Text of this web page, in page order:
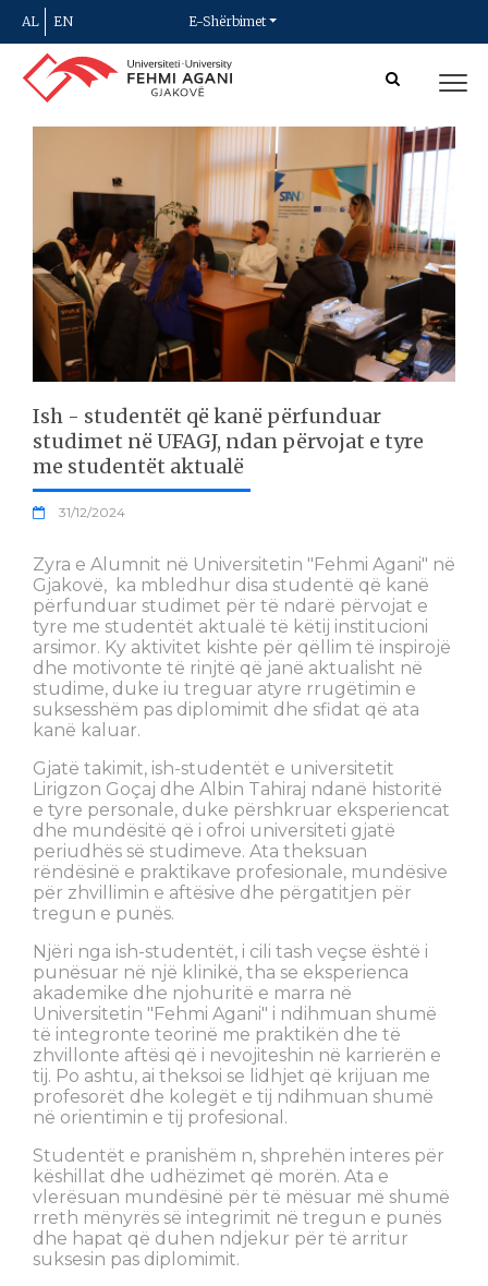
AL EN E-Shërbimet
Ish - studentët që kanë përfunduar
studimet në UFAGJ, ndan përvojat e tyre
me studentët aktualë
31/12/2024
Zyra e Alumnit në Universitetin "Fehmi Agani" në
Gjakovë, ka mbledhur disa studentë që kanë
përfunduar studimet për të ndarë përvojat e
tyre me studentët aktualë të këtij institucioni
arsimor. Ky aktivitet kishte për qëllim të inspirojë
dhe motivonte të rinjtë që janë aktualisht në
studime, duke iu treguar atyre rrugëtimin e
suksesshëm pas diplomimit dhe sfidat që ata
kanë kaluar.
Gjatë takimit, ish-studentët e universitetit
Lirigzon Goçaj dhe Albin Tahiraj ndanë historitë
e tyre personale, duke përshkruar eksperiencat
dhe mundësitë që i ofroi universiteti gjatë
periudhës së studimeve. Ata theksuan
rëndësinë e praktikave profesionale, mundësive
për zhvillimin e aftësive dhe përgatitjen për
tregun e punës.
Njëri nga ish-studentët, i cili tash veçse është i
punësuar në një klinikë, tha se eksperienca
akademike dhe njohuritë e marra në
Universitetin "Fehmi Agani" i ndihmuan shumë
të integronte teorinë me praktikën dhe të
zhvillonte aftësi që i nevojiteshin në karrierën e
tij. Po ashtu, ai theksoi se lidhjet që krijuan me
profesorët dhe kolegët e tij ndihmuan shumë
në orientimin e tij profesional.
Studentët e pranishëm n, shprehën interes për
këshillat dhe udhëzimet që morën. Ata e
vlerësuan mundësinë për të mësuar më shumë
rreth mënyrës së integrimit në tregun e punës
dhe hapat që duhen ndjekur për të arritur
suksesin pas diplomimit.